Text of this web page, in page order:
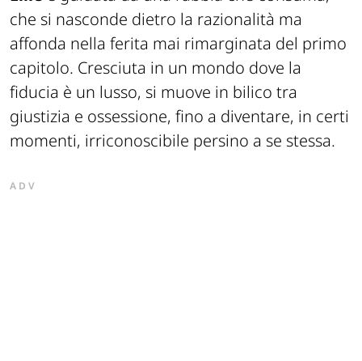
che si nasconde dietro la razionalità ma
affonda nella ferita mai rimarginata del primo
capitolo. Cresciuta in un mondo dove la
fiducia è un lusso, si muove in bilico tra
giustizia e ossessione, fino a diventare, in certi
momenti, irriconoscibile persino a se stessa.
ADV